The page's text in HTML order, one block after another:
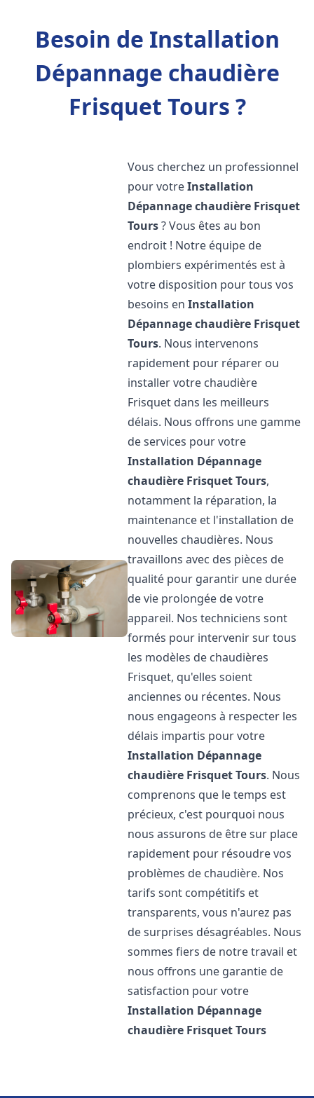
Besoin de Installation
Dépannage chaudière
Frisquet Tours ?
Vous cherchez un professionnel
pour votreInstallation
Dépannage chaudière Frisquet
Tours? Vous êtes au bon
endroit ! Notre équipe de
plombiers expérimentés est à
votre disposition pour tous vos
besoins enInstallation
Dépannage chaudière Frisquet
Tours. Nous intervenons
rapidement pour réparer ou
installer votre chaudière
Frisquet dans les meilleurs
délais. Nous offrons une gamme
de services pour votre
Installation Dépannage
chaudière FrisquetTours,
notamment la réparation, la
maintenance et l'installation de
nouvelles chaudières. Nous
travaillons avec des pièces de
qualité pour garantir une durée
de vie prolongée de votre
appareil. Nos techniciens sont
formés pour intervenir sur tous
les modèles de chaudières
Frisquet, qu'elles soient
anciennes ou récentes. Nous
nous engageons à respecter les
délais impartis pour votre
Installation Dépannage
chaudière FrisquetTours. Nous
comprenons que le temps est
précieux, c'est pourquoi nous
nous assurons de être sur place
rapidement pour résoudre vos
problèmes de chaudière. Nos
tarifs sont compétitifs et
transparents, vous n'aurez pas
de surprises désagréables. Nous
sommes fiers de notre travail et
nous offrons une garantie de
satisfaction pour votre
Installation Dépannage
chaudière FrisquetTours